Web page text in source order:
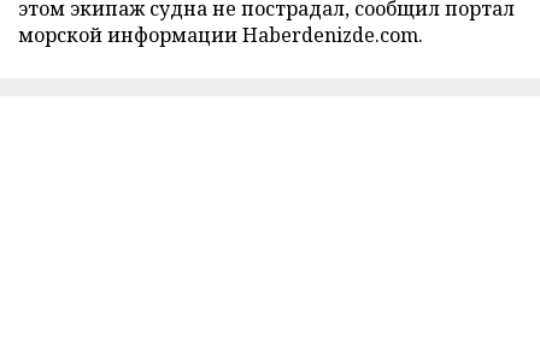
этом экипаж судна не пострадал, сообщил портал
морской информации Haberdenizde.com.